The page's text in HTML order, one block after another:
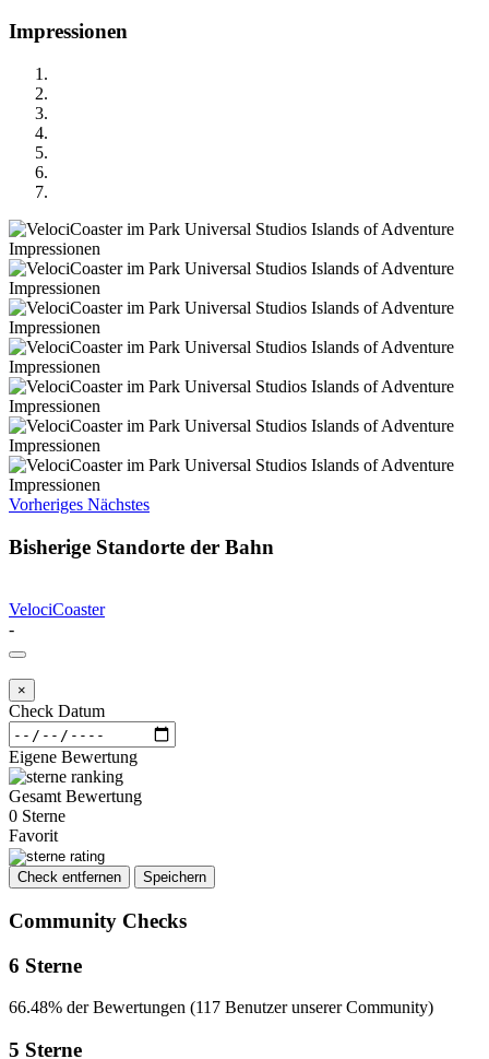
Impressionen
Vorheriges Nächstes
Bisherige Standorte der Bahn
VelociCoaster
-
×
Check Datum
Eigene Bewertung
Gesamt Bewertung
0 Sterne
Favorit
Check entfernen Speichern
Community Checks
6 Sterne
66.48% der Bewertungen (117 Benutzer unserer Community)
5 Sterne